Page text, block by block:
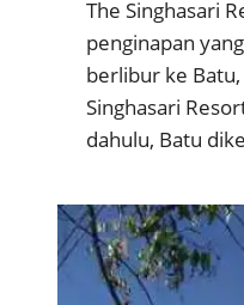
The Singhasari
penginapan
berlibur ke
Singhasari
dahulu, Batu